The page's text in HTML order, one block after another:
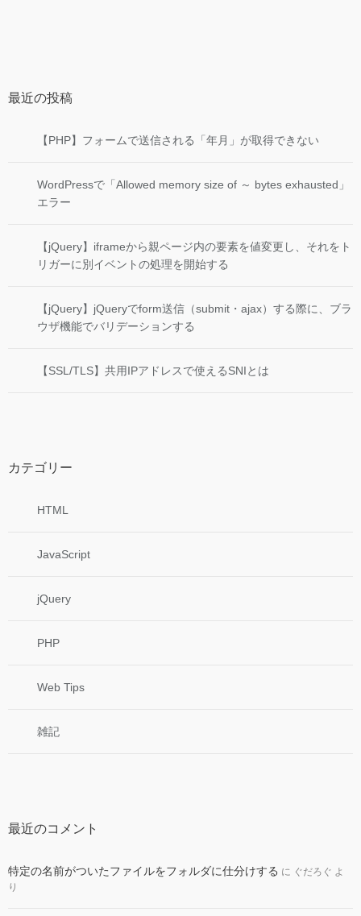
最近の投稿
【PHP】フォームで送信される「年月」が取得できない
WordPressで「Allowed memory size of ～ bytes exhausted」
エラー
【jQuery】iframeから親ページ内の要素を値変更し、それをト
リガーに別イベントの処理を開始する
【jQuery】jQueryでform送信（submit・ajax）する際に、ブラ
ウザ機能でバリデーションする
【SSL/TLS】共用IPアドレスで使えるSNIとは
カテゴリー
HTML
JavaScript
jQuery
PHP
Web Tips
雑記
最近のコメント
特定の名前がついたファイルをフォルダに仕分けする に ぐだろぐ よ
り